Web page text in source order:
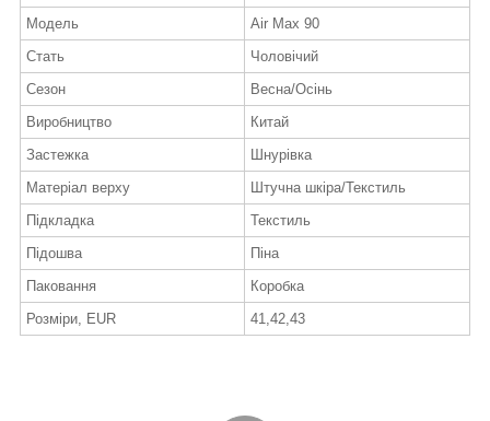
Модель
Air Max 90
Стать
Чоловічий
Сезон
Весна/Осінь
Виробництво
Китай
Застежка
Шнурівка
Матеріал верху
Штучна шкіра/Текстиль
Підкладка
Текстиль
Підошва
Піна
Паковання
Коробка
Розміри, EUR
41,42,43